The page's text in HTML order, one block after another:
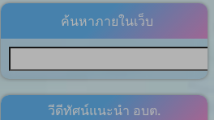
ค้นหาภายในเว็บ
วีดีทัศน์แนะนำ อบต.